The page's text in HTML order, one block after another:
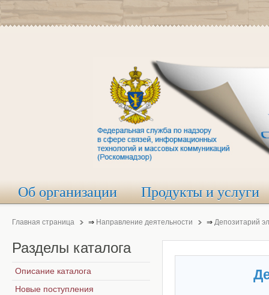
Об организации Продукты и услуги
Главная страница ⇒ Направление деятельности ⇒ Депозитарий
Разделы каталога
Описание каталога
Новые поступления